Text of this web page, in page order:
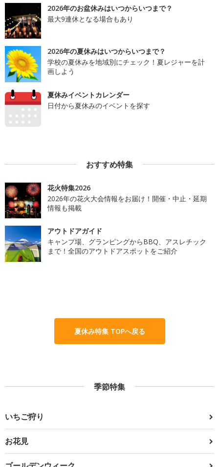
2026年のお盆休みはいつからいつまで？
最大9連休となる場合もあり
2026年の夏休みはいつからいつまで？
学校の夏休みを地域別にチェック！夏レジャーを計
画しよう
夏休みイベントカレンダー
日付から夏休みのイベントを探す
おすすめ特集
花火特集2026
2026年の花火大会情報をお届け！開催・中止・延期
情報も掲載
アウトドアガイド
キャンプ場、グランピングからBBQ、アスレチック
まで！全国のアウトドアスポットをご紹介
夏休み特集 TOPへ戻る
季節特集
いちご狩り
お花見